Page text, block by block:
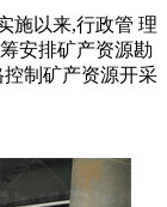
施以来,行政管 理
安排矿产资源勘
制矿产资源开采